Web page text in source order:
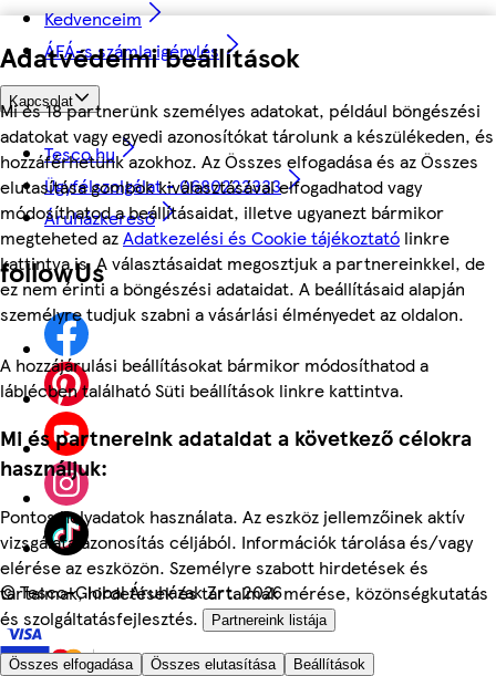
Adatvédelmi beállítások
Mi és 18 partnerünk személyes adatokat, például böngészési
adatokat vagy egyedi azonosítókat tárolunk a készülékeden, és
hozzáférhetünk azokhoz. Az Összes elfogadása és az Összes
elutasítása gombok kiválasztásával elfogadhatod vagy
módosíthatod a beállításaidat, illetve ugyanezt bármikor
megteheted azAdatkezelési és Cookie tájékoztató linkre
kattintva is. A választásaidat megosztjuk a partnereinkkel, de
ez nem érinti a böngészési adataidat. A beállításaid alapján
személyre tudjuk szabni a vásárlási élményedet az oldalon.
A hozzájárulási beállításokat bármikor módosíthatod a
láblécben található Süti beállítások linkre kattintva.
Mi és partnereink adataidat a következő célokra
használjuk:
Pontos helyadatok használata. Az eszköz jellemzőinek aktív
vizsgálata azonosítás céljából. Információk tárolása és/vagy
elérése az eszközön. Személyre szabott hirdetések és
tartalmak, hirdetések és tartalmak mérése, közönségkutatás
és szolgáltatásfejlesztés.
Partnereink listája
Összes elfogadása Összes elutasítása Beállítások
Kedvenceim
ÁFÁ-s számla igénylés
Kapcsolat
Tesco.hu
Ügyfélszolgálat - 0680222333
Áruházkereső
followUs
©Tesco-Global Áruházak Zrt. 2026